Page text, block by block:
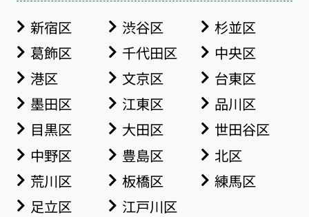
新宿区 渋谷区
杉並区
葛飾区
千代田区
中央区
港区
文京区
台東区
墨田区
江東区
品川区
目黒区
大田区
世田谷区
中野区
豊島区
北区
荒川区
板橋区
練馬区
足立区
江戸川区